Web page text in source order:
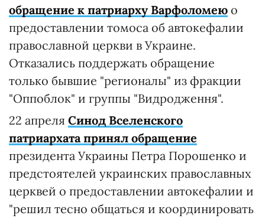
обращение к патриарху Варфоломею о
предоставлении томоса об автокефалии
православной церкви в Украине.
Отказались поддержать обращение
только бывшие "регионалы" из фракции
"Оппоблок" и группы "Видродження".
22 апреля Синод Вселенского
патриархата принял обращение
президента Украины Петра Порошенко и
предстоятелей украинских православных
церквей о предоставлении автокефалии и
"решил тесно общаться и координировать